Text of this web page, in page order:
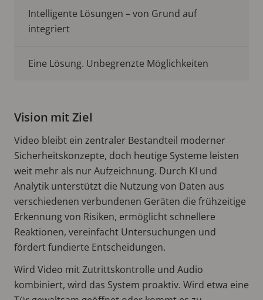
Intelligente Lösungen – von Grund auf
integriert
Eine Lösung. Unbegrenzte Möglichkeiten
Vision mit Ziel
Video bleibt ein zentraler Bestandteil moderner
Sicherheitskonzepte, doch heutige Systeme leisten
weit mehr als nur Aufzeichnung. Durch KI und
Analytik unterstützt die Nutzung von Daten aus
verschiedenen verbundenen Geräten die frühzeitige
Erkennung von Risiken, ermöglicht schnellere
Reaktionen, vereinfacht Untersuchungen und
fördert fundierte Entscheidungen.
Wird Video mit Zutrittskontrolle und Audio
kombiniert, wird das System proaktiv. Wird etwa eine